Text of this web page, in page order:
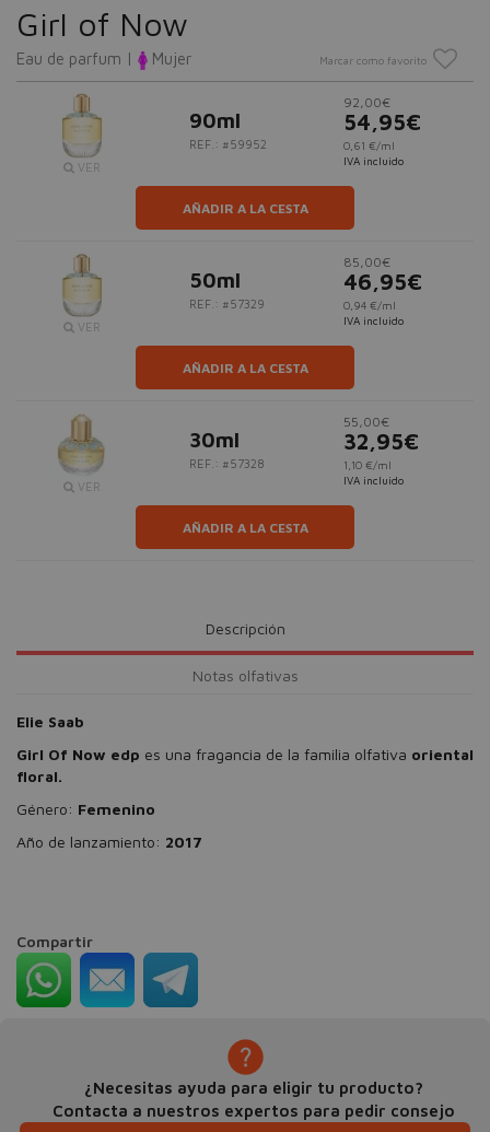
Girl of Now
Eau de parfum | Mujer Marcar como favorito
VER
90ml
REF.: #59952
92,00€
54,95€
0,61 €/ml
IVA incluido
AÑADIR A LA CESTA
VER
50ml
REF.: #57329
85,00€
46,95€
0,94 €/ml
IVA incluido
AÑADIR A LA CESTA
VER
30ml
REF.: #57328
55,00€
32,95€
1,10 €/ml
IVA incluido
AÑADIR A LA CESTA
Descripción
Notas olfativas
Elie Saab
Girl Of Now edp es una fragancia de la familia olfativa oriental
floral.
Género: Femenino
Año de lanzamiento: 2017
Compartir
¿Necesitas ayuda para eligir tu producto?
Contacta a nuestros expertos para pedir consejo